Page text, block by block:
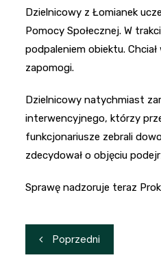
Dzielnicowy z Łomianek
Pomocy Społecznej. W
podpaleniem obiektu.
zapomogi.
Dzielnicowy natychmiast
interwencyjnego, którzy
funkcjonariusze zebrali
zdecydował o objęciu
Sprawę nadzoruje teraz
Nawigacja
wpisu
Poprzedni